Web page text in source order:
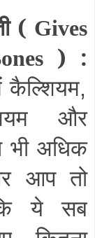
( Gives
) :
कैल्शियम,
और
भी अधिक
आप तो
ये सब